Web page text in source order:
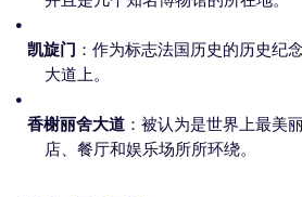
凯旋门 ：作为标志法国历史的历史纪
大道上。
香榭丽舍大道 ：被认为是世界上最美
店、餐厅和娱乐场所所环绕。